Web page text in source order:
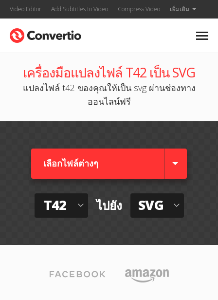
Video Editor Add Subtitles to Video Compress Video เพิ่มเติม
เครื่องมือแปลงไฟล์ T42 เป็น SVG
แปลงไฟล์ t42 ของคุณให้เป็น svg ผ่านช่องทาง
ออนไลน์ฟรี
เลือกไฟล์ต่างๆ​
T42 ไปยัง SVG